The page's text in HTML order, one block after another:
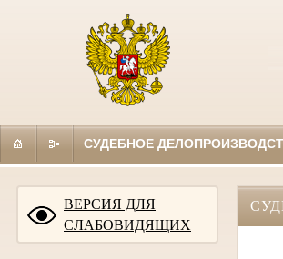
СУДЕБНОЕ
ВЕРСИЯ ДЛЯ
СЛАБОВИДЯЩИХ